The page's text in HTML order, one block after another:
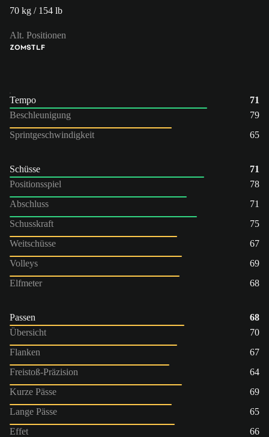
70 kg / 154 lb
Alt. Positionen
ZOMSTLF
Tempo
71
Beschleunigung
79
Sprintgeschwindigkeit
65
Schüsse
71
Positionsspiel
78
Abschluss
71
Schusskraft
75
Weitschüsse
67
Volleys
69
Elfmeter
68
Passen
68
Übersicht
70
Flanken
67
Freistoß-Präzision
64
Kurze Pässe
69
Lange Pässe
65
Effet
66